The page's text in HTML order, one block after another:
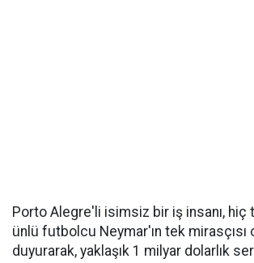
Porto Alegre'li isimsiz bir iş insanı, hiç
ünlü futbolcu Neymar'ın tek mirasçısı
duyurarak, yaklaşık 1 milyar dolarlık